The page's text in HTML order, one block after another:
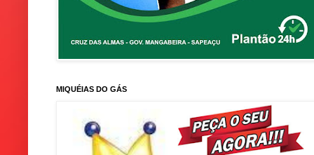
MIQUÉIAS DO GÁS